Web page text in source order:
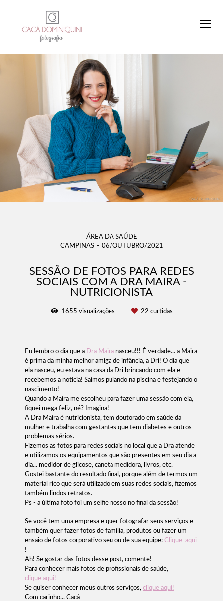
ÁREA DA SAÚDE
CAMPINAS
06/OUTUBRO/2021
SESSÃO DE FOTOS PARA REDES
SOCIAIS COM A DRA MAIRA -
NUTRICIONISTA
1655 visualizações 22 curtidas
Eu lembro o dia que a Dra Maira nasceu!!! É verdade... a Maira
é prima da minha melhor amiga de infância, a Dri! O dia que
ela nasceu, eu estava na casa da Dri brincando com ela e
recebemos a notícia! Saímos pulando na piscina e festejando o
nascimento!
Quando a Maira me escolheu para fazer uma sessão com ela,
fiquei mega feliz, né? Imagina!
A Dra Maira é nutricionista, tem doutorado em saúde da
mulher e trabalha com gestantes que tem diabetes e outros
problemas sérios.
Fizemos as fotos para redes sociais no local que a Dra atende
e utilizamos os equipamentos que são presentes em seu dia a
dia... medidor de glicose, caneta medidora, livros, etc.
Gostei bastante do resultado final, porque além de termos um
material rico que será utilizado em suas redes sociais, fizemos
também lindos retratos.
Ps - a última foto foi um selfie nosso no final da sessão!
Se você tem uma empresa e quer fotografar seus serviços e
também quer fazer fotos de família, produtos ou fazer um
ensaio de fotos corporativo seu ou de sua equipe: Clique aqui
!
Ah! Se gostar das fotos desse post, comente!
Para conhecer mais fotos de profissionais de saúde,
clique aqui!
Se quiser conhecer meus outros serviços, clique aqui!
Com carinho... Cacá